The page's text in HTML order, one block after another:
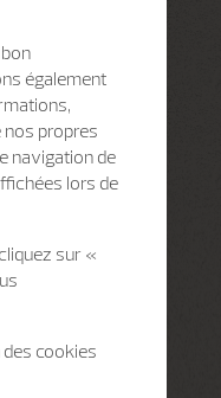
également
nos propres
navigation de
lors de
sur «
cookies